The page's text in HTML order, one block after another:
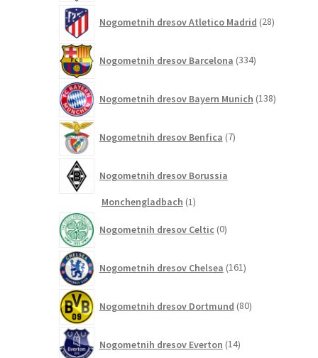
Nogometnih dresov Atletico Madrid 28izdelkov
Nogometnih dresov Barcelona 334izdelkov
Nogometnih dresov Bayern Munich 138izdelkov
Nogometnih dresov Benfica 7izdelkov
Nogometnih dresov Borussia
Monchengladbach 11
Nogometnih dresov Celtic 0izdelkov
Nogometnih dresov Chelsea 161izdelkov
Nogometnih dresov Dortmund 80izdelkov
Nogometnih dresov Everton 14izdelkov